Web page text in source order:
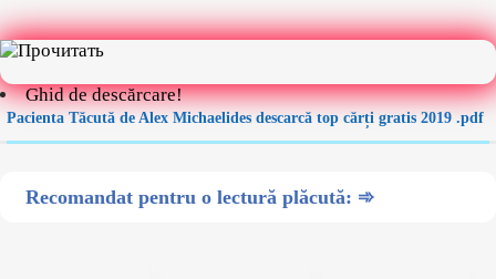
Ghid de descărcare!
Pacienta Tăcută de Alex Michaelides descarcă top cărți gratis 2019 .pdf
Recomandat pentru o lectură plăcută: ➾